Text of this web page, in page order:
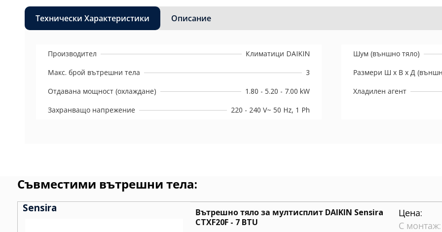
Технически Характеристики Описание
Производител
Климатици DAIKIN
Макс. брой вътрешни тела
3
Отдавана мощност (охлаждане)
1.80 - 5.20 - 7.00 kW
Захранващо напрежение
220 - 240 V~ 50 Hz, 1 Ph
Шум (външно тяло)
Размери Ш х В х Д
Хладилен агент
Съвместими вътрешни тела:
Sensira
Вътрешно тяло за мултисплит DAIKIN Sensira
CTXF20F - 7 BTU
Цена:
С монтаж: